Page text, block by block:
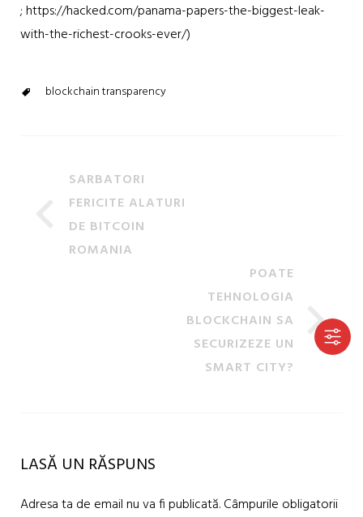
; https://hacked.com/panama-papers-the-biggest-leak-
with-the-richest-crooks-ever/)
blockchain transparency
SARBATORI
FERICITE ALATURI
DE BITCOIN
ROMANIA
POATE
TEHNOLOGIA
BLOCKCHAIN SA
SECURIZEZE UN
SMART CITY?
LASĂ UN RĂSPUNS
Adresa ta de email nu va fi publicată.Câmpurile obligatorii